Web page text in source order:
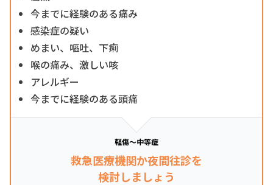
今までに経験のある痛み
感染症の疑い
めまい、嘔吐、下痢
喉の痛み、激しい咳
アレルギー
今までに経験のある頭痛
軽傷～中等症
救急医療機関か夜間往診を
検討しましょう